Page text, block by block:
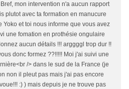
mon intervention n'a aucun rapport
plutot avec ta formation en manucure
Yoko et toi nous informe que vous avez
une fomation en prothésie ongulaire
aucun détails !!! arggggl trop dur !!
donc formez ??!!!!! Moi j'ai suivi une
/> dans le sud de la France (je
non il pleut pas mais j'ai pas encore
:) ) mais depuis je ne trouve pas